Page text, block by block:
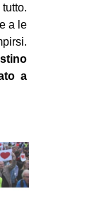
a le
a